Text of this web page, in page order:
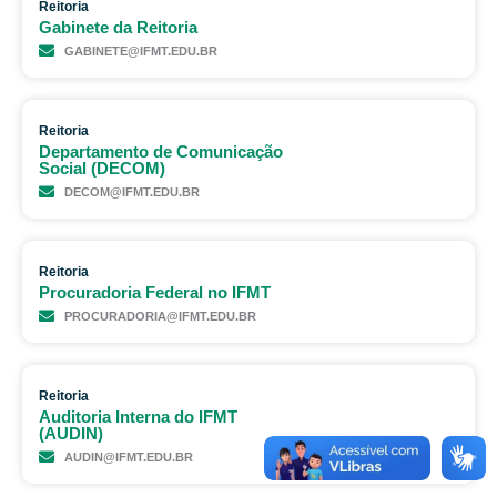
Reitoria
Gabinete da Reitoria
GABINETE@IFMT.EDU.BR
Reitoria
Departamento de Comunicação
Social (DECOM)
DECOM@IFMT.EDU.BR
Reitoria
Procuradoria Federal no IFMT
PROCURADORIA@IFMT.EDU.BR
Reitoria
Auditoria Interna do IFMT
(AUDIN)
AUDIN@IFMT.EDU.BR